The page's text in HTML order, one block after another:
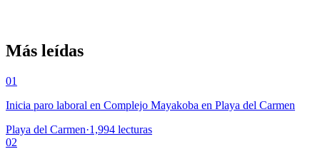
Más leídas
01
Inicia paro laboral en Complejo Mayakoba en Playa del Carmen
Playa del Carmen·1,994 lecturas
02